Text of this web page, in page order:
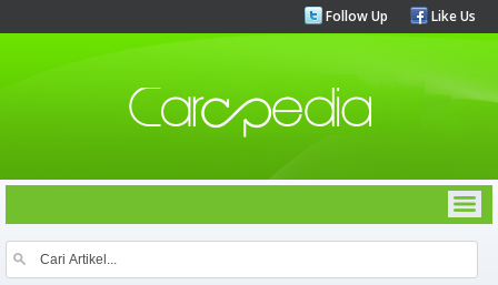
Follow Up Like Us